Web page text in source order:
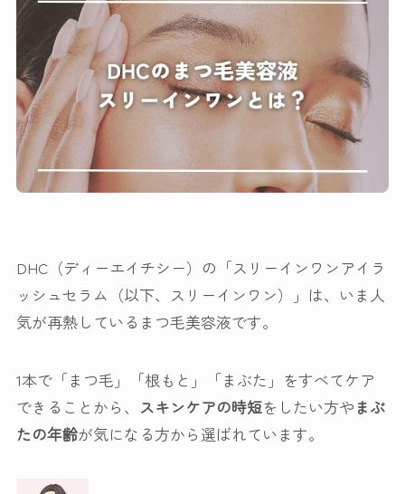
DHC（ディーエイチシー）の「スリーインワンアイラ
ッシュセラム（以下、スリーインワン）」は、いま人
気が再熱しているまつ毛美容液です。
1本で「まつ毛」「根もと」「まぶた」をすべてケア
できることから、 スキンケアの時短をしたい方や まぶ
たの年齢が気になる方から選ばれています。